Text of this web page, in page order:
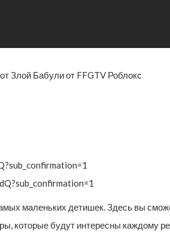
Злой Бабули от FFGTV Роблокс
маленьких детишек. Здесь вы
которые будут интересны каждому